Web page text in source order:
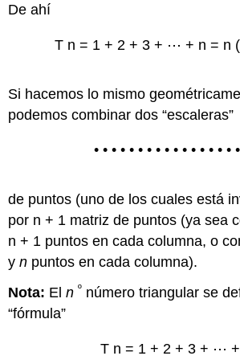
De ahí
T n = 1 + 2 + 3 + ⋯ + n = n (
Si hacemos lo mismo
podemos combinar dos “escaleras”
• • • • • • • • • • • • • • • • •
de puntos (uno de los cuales está
por n + 1 matriz de puntos (ya sea
n + 1 puntos en cada columna, o
yn puntos en cada columna).
Nota: Eln º número triangular se
“fórmula”
T n = 1 + 2 + 3 + ⋯ +